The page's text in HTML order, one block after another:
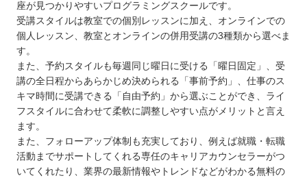
座が見つかりやすいプログラミングスクールです。
受講スタイルは教室での個別レッスンに加え、オンラインでの
個人レッスン、教室とオンラインの併用受講の3種類から選べま
す。
また、予約スタイルも毎週同じ曜日に受ける「曜日固定」、受
講の全日程からあらかじめ決められる「事前予約」、仕事のス
キマ時間に受講できる「自由予約」から選ぶことができ、ライ
フスタイルに合わせて柔軟に調整しやすい点がメリットと言え
ます。
また、フォローアップ体制も充実しており、例えば就職・転職
活動までサポートしてくれる専任のキャリアカウンセラーがつ
いてくれたり、業界の最新情報やトレンドなどがわかる無料の